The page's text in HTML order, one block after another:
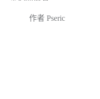
作者 Pseric